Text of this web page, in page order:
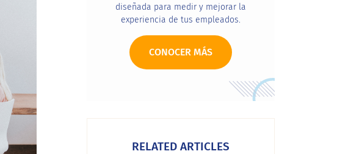
diseñada para medir y mejorar la
experiencia de tus empleados.
CONOCER MÁS
RELATED ARTICLES